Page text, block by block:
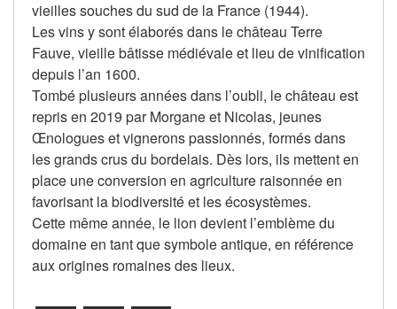
vieilles souches du sud de la France (1944).
Les vins y sont élaborés dans le château Terre
Fauve, vieille bâtisse médiévale et lieu de vinification
depuis l’an 1600.
Tombé plusieurs années dans l’oubli, le château est
repris en 2019 par Morgane et Nicolas, jeunes
Œnologues et vignerons passionnés, formés dans
les grands crus du bordelais. Dès lors, ils mettent en
place une conversion en agriculture raisonnée en
favorisant la biodiversité et les écosystèmes.
Cette même année, le lion devient l’emblème du
domaine en tant que symbole antique, en référence
aux origines romaines des lieux.